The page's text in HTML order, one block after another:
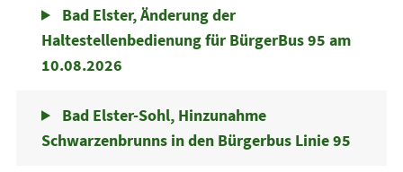
Bad Elster, Änderung der
Haltestellenbedienung für BürgerBus 95 am
10.08.2026
Bad Elster-Sohl, Hinzunahme
Schwarzenbrunns in den Bürgerbus Linie 95